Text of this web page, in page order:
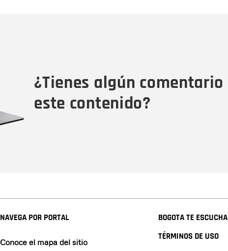
¿Tienes algún comentario
este contenido?
NAVEGA POR PORTAL
Conoce el mapa del sitio
BOGOTA TE ESCUCHA
TÉRMINOS DE USO